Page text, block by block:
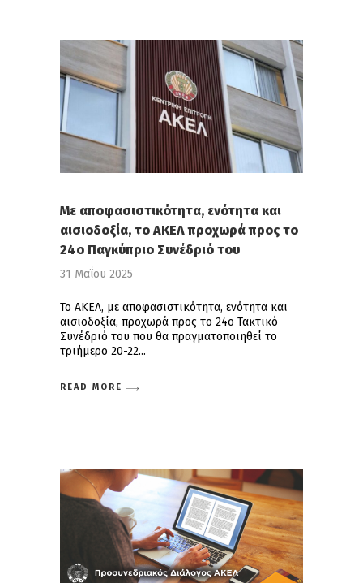
Με αποφασιστικότητα, ενότητα και
αισιοδοξία, το ΑΚΕΛ προχωρά προς το
24ο Παγκύπριο Συνέδριό του
31 Μαΐου 2025
Το ΑΚΕΛ, με αποφασιστικότητα, ενότητα και
αισιοδοξία, προχωρά προς το 24ο Τακτικό
Συνέδριό του που θα πραγματοποιηθεί το
τριήμερο 20-22
READ MORE